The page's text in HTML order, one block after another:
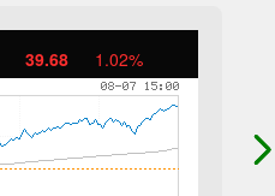
39.68 1.02%